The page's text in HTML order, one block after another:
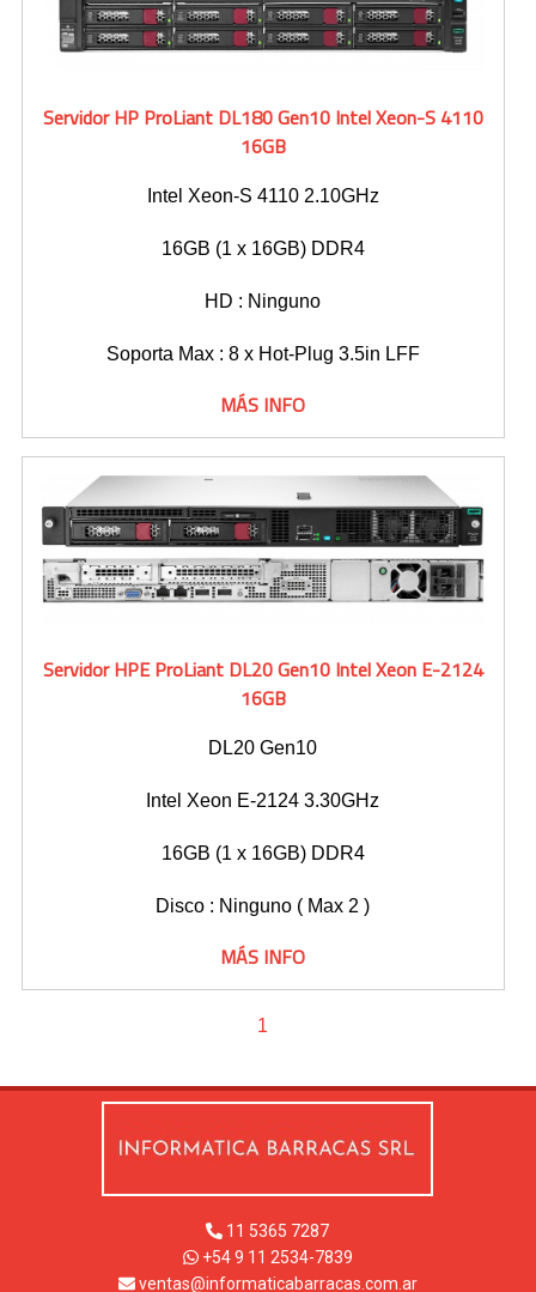
Servidor HP ProLiant DL180 Gen10 Intel Xeon-S 4110
16GB
Intel Xeon-S 4110 2.10GHz
16GB (1 x 16GB) DDR4
HD : Ninguno
Soporta Max : 8 x Hot-Plug 3.5in LFF
MÁS INFO
Servidor HPE ProLiant DL20 Gen10 Intel Xeon E-2124
16GB
DL20 Gen10
Intel Xeon E-2124 3.30GHz
16GB (1 x 16GB) DDR4
Disco : Ninguno ( Max 2 )
MÁS INFO
1
11 5365 7287
+54 9 11 2534-7839
ventas@informaticabarracas.com.ar